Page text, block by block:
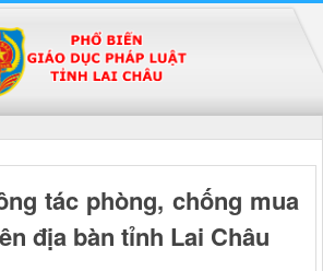
tác phòng, chống mua
địa bàn tỉnh Lai Châu